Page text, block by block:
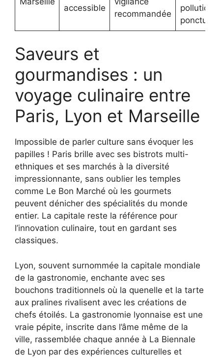
accessible
recommandée
pollution
Saveurs et
gourmandises : un
voyage culinaire entre
Paris, Lyon et Marseille
Impossible de parler culture sans évoquer les
papilles ! Paris brille avec ses bistrots multi-
ethniques et ses marchés à la diversité
impressionnante, sans oublier les temples
comme Le Bon Marché où les gourmets
peuvent dénicher des spécialités du monde
entier. La capitale reste la référence pour
l’innovation culinaire, tout en gardant ses
classiques.
Lyon, souvent surnommée la capitale mondiale
de la gastronomie, enchante avec ses
bouchons traditionnels où la quenelle et la tarte
aux pralines rivalisent avec les créations de
chefs étoilés. La gastronomie lyonnaise est une
vraie pépite, inscrite dans l’âme même de la
ville, rassemblée chaque année à La Biennale
de Lyon par des expériences culturelles et